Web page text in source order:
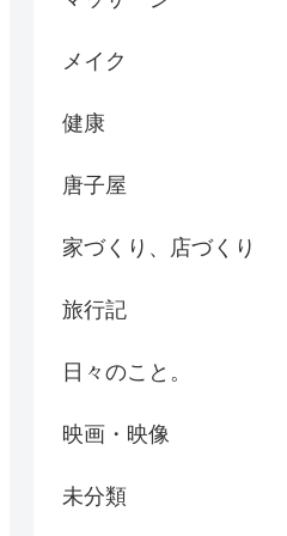
メイク
健康
唐子屋
家づくり、店づくり
旅行記
日々のこと。
映画・映像
未分類